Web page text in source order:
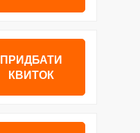
ПРИДБАТИ
КВИТОК